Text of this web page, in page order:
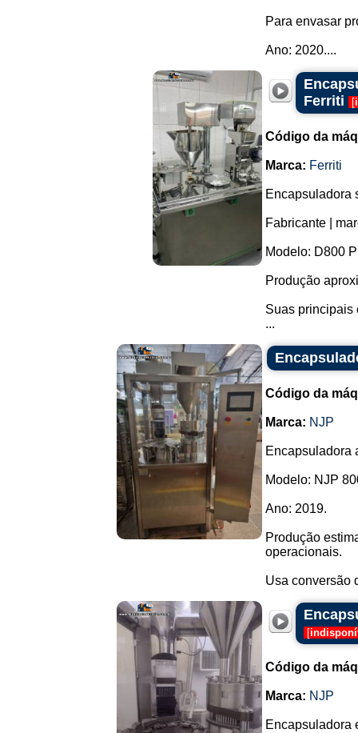
Para envasar
Ano: 2020....
Ferriti
[
Código da
Marca: Ferriti
Encapsuladora
Fabricante |
Modelo: D800
Produção
Suas principais
...
Código da
Marca: NJP
Encapsuladora
Modelo: NJP
Ano: 2019.
Produção
operacionais.
Usa conversão
[
Código da
Marca: NJP
Encapsuladora